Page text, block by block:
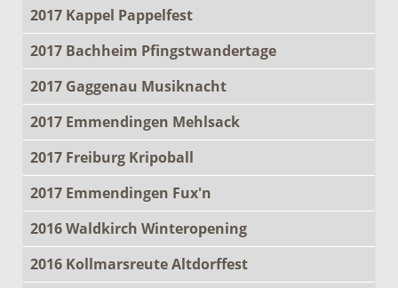
2017 Kappel Pappelfest
2017 Bachheim Pfingstwandertage
2017 Gaggenau Musiknacht
2017 Emmendingen Mehlsack
2017 Freiburg Kripoball
2017 Emmendingen Fux'n
2016 Waldkirch Winteropening
2016 Kollmarsreute Altdorffest